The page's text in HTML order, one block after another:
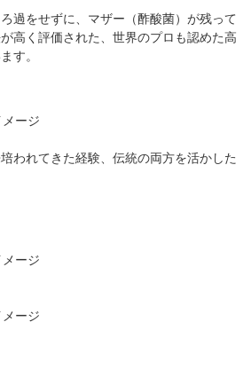
過をせずに、マザー（酢酸菌）が残って
高く評価された、 世界のプロも認めた高
す。
われてきた経験、伝統の両方を活かした